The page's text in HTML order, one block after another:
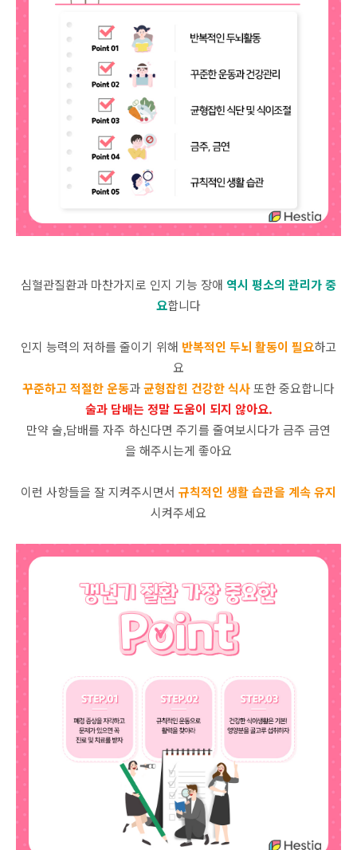
심혈관질환과 마찬가지로 인지 기능 장애 역시 평소의 관리가 중
요합니다
인지 능력의 저하를 줄이기 위해 반복적인 두뇌 활동이 필요하고
요
꾸준하고 적절한 운동과균형잡힌 건강한 식사또한 중요합니다
술과 담배는 정말 도움이 되지 않아요.
만약 술,담배를 자주 하신다면 주기를 줄여보시다가 금주 금연
을 해주시는게 좋아요
이런 사항들을 잘 지켜주시면서 규칙적인 생활 습관을 계속 유지
시켜주세요